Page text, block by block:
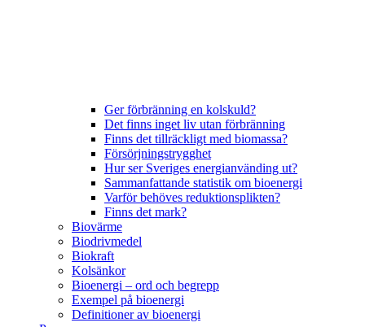
Ger förbränning en kolskuld?
Det finns inget liv utan förbränning
Finns det tillräckligt med biomassa?
Försörjningstrygghet
Hur ser Sveriges energianvänding ut?
Sammanfattande statistik om bioenergi
Varför behöves reduktionsplikten?
Finns det mark?
Biovärme
Biodrivmedel
Biokraft
Kolsänkor
Bioenergi – ord och begrepp
Exempel på bioenergi
Definitioner av bioenergi